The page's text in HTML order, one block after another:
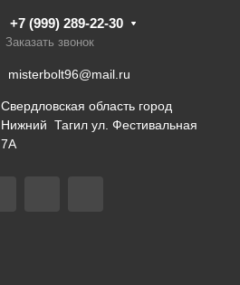
+7 (999) 289-22-30
Заказать звонок
misterbolt96@mail.ru
Свердловская область город
Нижний Тагил ул. Фестивальная
7А